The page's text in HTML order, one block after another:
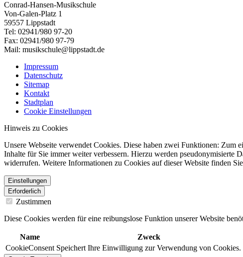
Conrad-Hansen-Musikschule
Von-Galen-Platz 1
59557 Lippstadt
Tel: 02941/980 97-20
Fax: 02941/980 97-79
Mail: musikschule@lippstadt.de
Impressum
Datenschutz
Sitemap
Kontakt
Stadtplan
Cookie Einstellungen
Hinweis zu Cookies
Unsere Webseite verwendet Cookies. Diese haben zwei Funktionen:
Inhalte für Sie immer weiter verbessern. Hierzu werden pseudonymisierte
widerrufen. Weitere Informationen zu Cookies auf dieser Website finden
Einstellungen
Erforderlich
Zustimmen
Diese Cookies werden für eine reibungslose Funktion unserer Website
Name Zweck
CookieConsent Speichert Ihre Einwilligung zur Verwendung von Cookies.